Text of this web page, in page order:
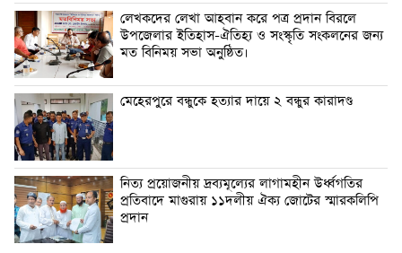
লেখকদের লেখা আহবান করে পত্র প্রদান বিরলে
উপজেলার ইতিহাস-ঐতিহ্য ও সংস্কৃতি সংকলনের জন্য
মত বিনিময় সভা অনুষ্ঠিত।
মেহেরপুরে বন্ধুকে হত্যার দায়ে ২ বন্ধুর কারাদণ্ড
নিত্য প্রয়োজনীয় দ্রব্যমূল্যের লাগামহীন উর্ধ্বগতির
প্রতিবাদে মাগুরায় ১১দলীয় ঐক্য জোটের স্মারকলিপি
প্রদান